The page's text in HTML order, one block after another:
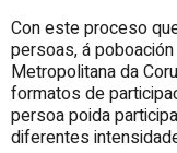
Con este proceso
persoas, á
Metropolitana da
formatos de
persoa poida
diferentes